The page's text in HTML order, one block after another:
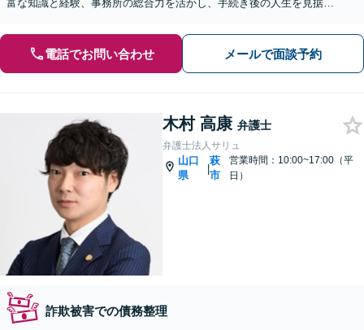
富な知識と経験、事務所の総合力を活かし、手続き後の人生を見据え
電話でお問い合わせ メールで面談予約
木村 高康 弁護士
弁護士法人サリュ
山口
県
|
萩
市
営業時間：10:00~17:00（平
日）
詐欺被害での債務整理